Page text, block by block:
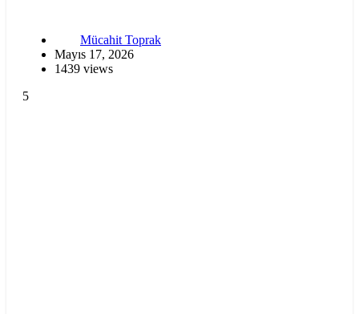
Mücahit Toprak
Mayıs 17, 2026
1439 views
5